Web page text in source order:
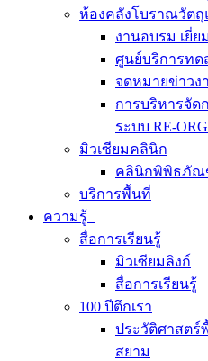
ห้องคลังโบราณวัตถุ
งานอบรม เยี่
ศูนย์บริการทด
จดหมายข่าว
การบริหารจั
ระบบ RE-ORG
มิวเซียมคลินิก
คลินิกพิพิธภั
บริการพื้นที่
ความรู้
สื่อการเรียนรู้
มิวเซียมลิงก์
สื่อการเรียนรู้
100 ปีตึกเรา
ประวัติศาสตร์
สยาม